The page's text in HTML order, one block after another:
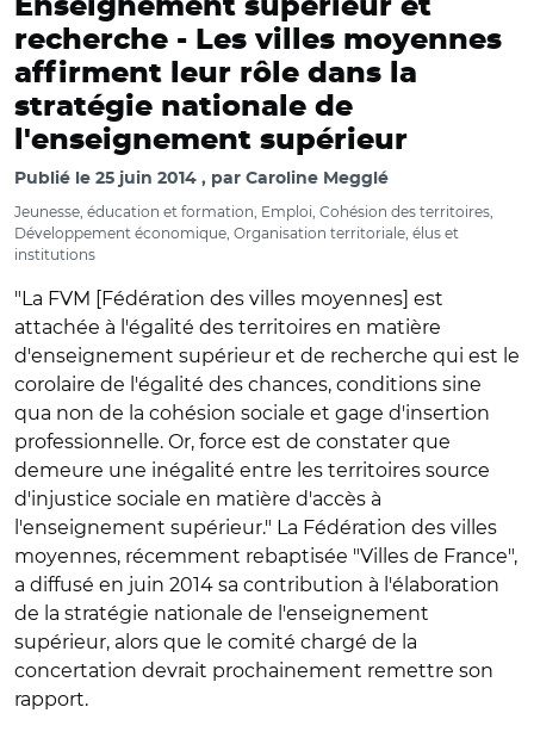
Enseignement supérieur et
recherche - Les villes moyennes
affirment leur rôle dans la
stratégie nationale de
l'enseignement supérieur
Publié le 25 juin 2014 par Caroline Megglé
Jeunesse, éducation et formation, Emploi, Cohésion des territoires,
Développement économique, Organisation territoriale, élus et
institutions
"La FVM [Fédération des villes moyennes] est
attachée à l'égalité des territoires en matière
d'enseignement supérieur et de recherche qui est le
corolaire de l'égalité des chances, conditions sine
qua non de la cohésion sociale et gage d'insertion
professionnelle. Or, force est de constater que
demeure une inégalité entre les territoires source
d'injustice sociale en matière d'accès à
l'enseignement supérieur." La Fédération des villes
moyennes, récemment rebaptisée "Villes de France",
a diffusé en juin 2014 sa contribution à l'élaboration
de la stratégie nationale de l'enseignement
supérieur, alors que le comité chargé de la
concertation devrait prochainement remettre son
rapport.